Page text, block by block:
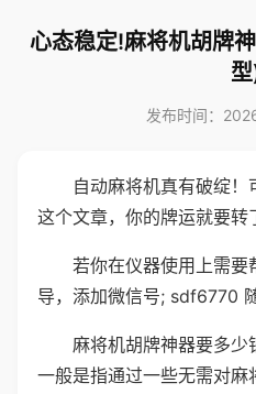
心态稳定!麻将机胡牌
发布时间：
自动麻将机真有破绽！
这个文章，你的牌运就要转
若你在仪器使用上需要
导，添加微信号; sdf6770
麻将机胡牌神器要多少
一般是指通过一些无需对